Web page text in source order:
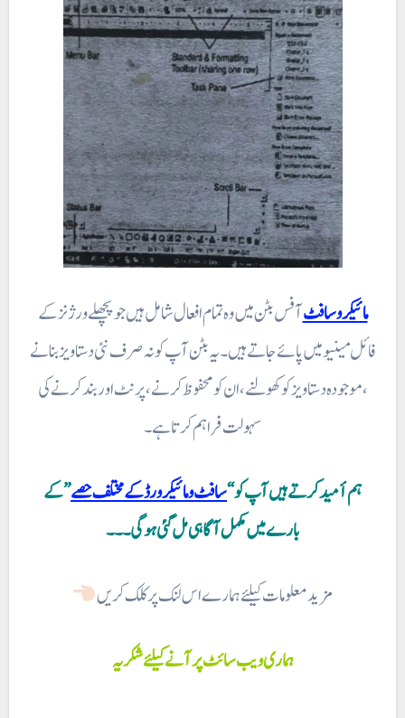
مائیکرو سافٹآفس بٹن میں وہ تمام افعال شامل ہیں جو پچھلے ورژنز کے
فائل مینیو میں پائے جاتے ہیں۔ یہ بٹن آپ کو نہ صرف نئی دستاویز بنانے
، موجودہ دستاویز کو کھولنے، ان کو محفوظ کرنے ، پرنٹ اور بند کرنے کی
سہولت فراہم کرتا ہے۔
ہم أمید کرتے ہیں آپ کو “سافٹ ومائیکرورڈ کے مختلف حصے” کے
مزید معلومات کیلئے ہمارے اس لنک پر کلک کریں
ہماری ویب سائٹ پر آنے کیلئے شکریہ